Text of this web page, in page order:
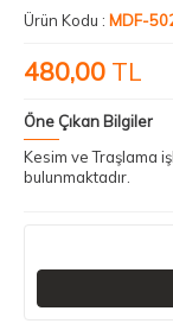
Ürün Kodu : MDF-
480,00 TL
Öne Çıkan Bilgiler
Kesim ve Traşlama
bulunmaktadır.